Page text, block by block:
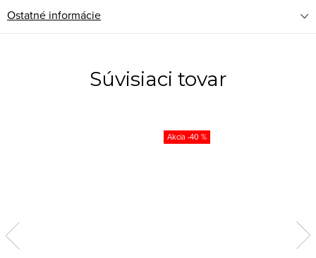
Ostatné informácie
Súvisiaci tovar
-40 %